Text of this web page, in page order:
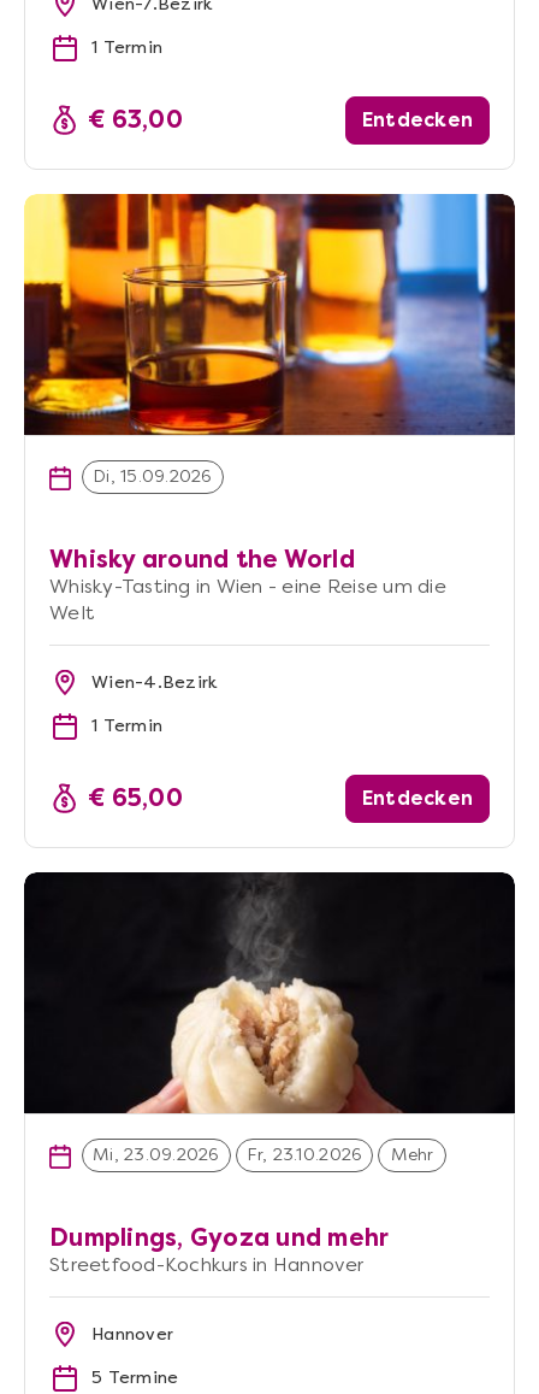
Wien-7.Bezirk
1 Termin
€ 63,00 Entdecken
Di, 15.09.2026
Whisky around the World
Whisky-Tasting in Wien - eine Reise um die
Welt
Wien-4.Bezirk
1 Termin
€ 65,00 Entdecken
Mi, 23.09.2026 Fr, 23.10.2026 Mehr
Dumplings, Gyoza und mehr
Streetfood-Kochkurs in Hannover
Hannover
5 Termine